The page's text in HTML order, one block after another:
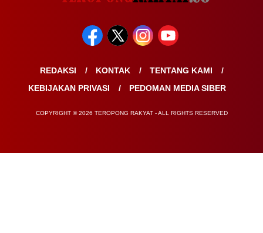
REDAKSI KONTAK
TENTANG KAMI
KEBIJAKAN PRIVASI
PEDOMAN MEDIA SIBER
COPYRIGHT © 2026 TEROPONG RAKYAT - ALL RIGHTS RESERVED